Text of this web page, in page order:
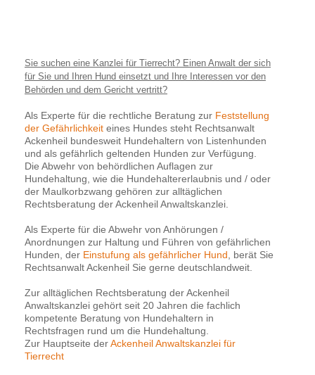
Sie suchen eine Kanzlei für Tierrecht? Einen Anwalt der sich
für Sie und Ihren Hund einsetzt und Ihre Interessen vor den
Behörden und dem Gericht vertritt?
Als Experte für die rechtliche Beratung zur Feststellung
der Gefährlichkeit eines Hundes steht Rechtsanwalt
Ackenheil bundesweit Hundehaltern von Listenhunden
und als gefährlich geltenden Hunden zur Verfügung.
Die Abwehr von behördlichen Auflagen zur
Hundehaltung, wie die Hundehaltererlaubnis und / oder
der Maulkorbzwang gehören zur alltäglichen
Rechtsberatung der Ackenheil Anwaltskanzlei.
Als Experte für die Abwehr von Anhörungen /
Anordnungen zur Haltung und Führen von gefährlichen
Hunden, der Einstufung als gefährlicher Hund , berät Sie
Rechtsanwalt Ackenheil Sie gerne deutschlandweit.
Zur alltäglichen Rechtsberatung der Ackenheil
Anwaltskanzlei gehört seit 20 Jahren die fachlich
kompetente Beratung von Hundehaltern in
Rechtsfragen rund um die Hundehaltung.
Zur Hauptseite derAckenheil Anwaltskanzlei für
Tierrecht